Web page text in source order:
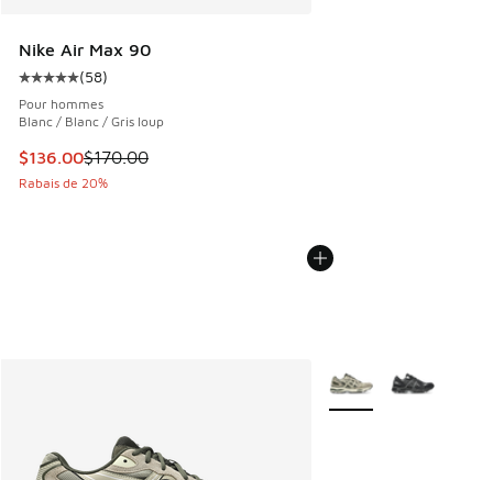
Nike Air Max 90
Cote moyenne du client - [5 sur 5 étoiles], 58
(58)
Pour hommes
Blanc / Blanc / Gris loup
Cet article est en solde. Le prix est passé de $170.00 à
$136.00$170.00
Rabais de 20%
Plus de couleurs